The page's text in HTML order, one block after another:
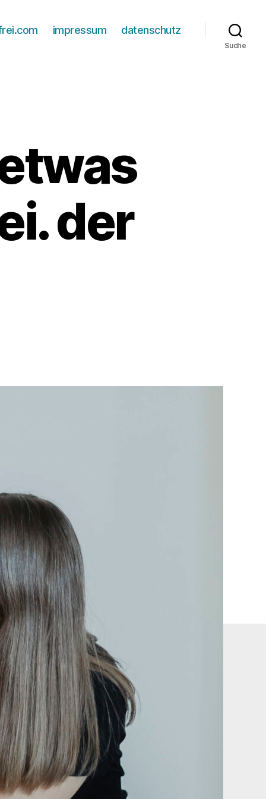
impressum datenschutz
Suche
der